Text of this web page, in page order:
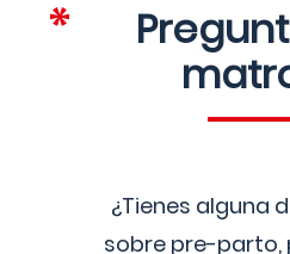
¿Tienes alguna
sobre pre-